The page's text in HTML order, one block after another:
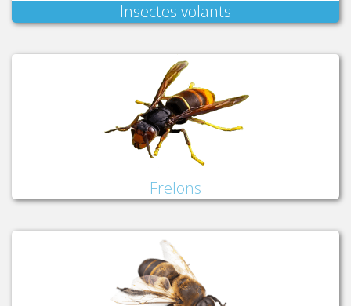
Insectes volants
Frelons